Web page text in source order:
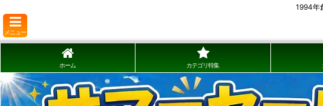
1994年
メニュー
ホーム カテゴリ特集